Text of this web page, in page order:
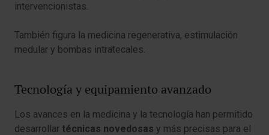
intervencionistas.
También figura la medicina regenerativa, estimulación
medular y bombas intratecales.
Tecnología y equipamiento avanzado
Los avances en la medicina y la tecnología han permitido
desarrollar técnicas novedosas y más precisas para el